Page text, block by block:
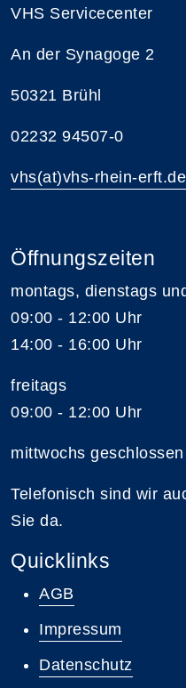
VHS Servicecenter
An der Synagoge 2
50321 Brühl
02232 94507-0
vhs(at)vhs-rhein-erft.de
Öffnungszeiten
montags, dienstags
09:00 - 12:00 Uhr
14:00 - 16:00 Uhr
freitags
09:00 - 12:00 Uhr
mittwochs geschlossen
Telefonisch sind wir
Sie da.
Quicklinks
AGB
Impressum
Datenschutz